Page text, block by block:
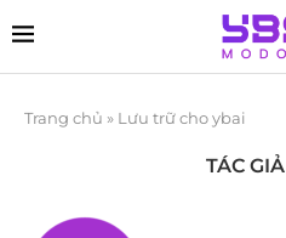
Trang chủ » Lưu trữ cho ybai
TÁC GIẢ